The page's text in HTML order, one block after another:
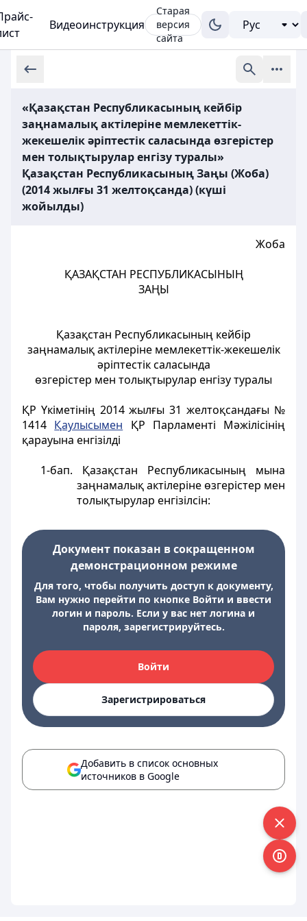
Видеоинструкция
Старая
версия
сайта
«Қазақстан Республикасының кейбір
заңнамалық актілеріне мемлекеттік-
жекешелік әріптестік саласында өзгерістер
мен толықтырулар енгізу туралы»
Қазақстан Республикасының Заңы (Жоба)
(2014 жылғы 31 желтоқсанда) (күші
жойылды)
Жоба
ҚАЗАҚСТАН РЕСПУБЛИКАСЫНЫҢ
ЗАҢЫ
Қазақстан Республикасының кейбір
заңнамалық актілеріне мемлекеттік-жекешелік
әріптестік саласында
өзгерістер мен толықтырулар енгізу туралы
ҚР Үкіметінің 2014 жылғы 31 желтоқсандағы №
1414 Қаулысымен ҚР Парламенті Мәжілісінің
қарауына енгізілді
1-бап. Қазақстан Республикасының мына
заңнамалық актiлерiне өзгерiстер мен
толықтырулар енгiзiлсiн:
Документ показан в сокращенном
демонстрационном режиме
Для того, чтобы получить доступ к документу,
Вам нужно перейти по кнопке Войти и ввести
логин и пароль. Если у вас нет логина и
пароля, зарегистрируйтесь.
Войти
Зарегистрироваться
Добавить в список основных
источников в Google